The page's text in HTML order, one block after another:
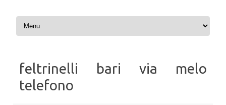
Vai al contenuto
feltrinelli bari via melo
telefono